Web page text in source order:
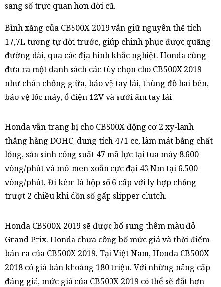
sang số trực quan hơn đời cũ.
Bình xăng của CB500X 2019 vẫn giữ nguyên thể tích
17,7L tương tự đời trước, giúp chinh phục được quãng
đường dài, qua các địa hình khắc nghiệt. Honda cũng
đưa ra một danh sách các tùy chọn cho CB500X 2019
như chân chống giữa, bảo vệ tay lái, thùng đồ hai bên,
bảo vệ lốc máy, ổ điện 12V và sưởi ấm tay lái
Honda vẫn trang bị cho CB500X động cơ 2 xy-lanh
thẳng hàng DOHC, dung tích 471 cc, làm mát bằng chất
lỏng, sản sinh công suất 47 mã lực tại tua máy 8.600
vòng/phút và mô-men xoắn cực đại 43 Nm tại 6.500
vòng/phút. Đi kèm là hộp số 6 cấp với ly hợp chống
trượt 2 chiều khi dồn số gấp slipper clutch.
Honda CB500X 2019 sẽ được bổ sung thêm màu đỏ
Grand Prix. Honda chưa công bố mức giá và thời điểm
bán ra của CB500X 2019. Tại Việt Nam, Honda CB500X
2018 có giá bán khoảng 180 triệu. Với những nâng cấp
đáng giá, mức giá của CB500X 2019 có thể sẽ đắt hơn